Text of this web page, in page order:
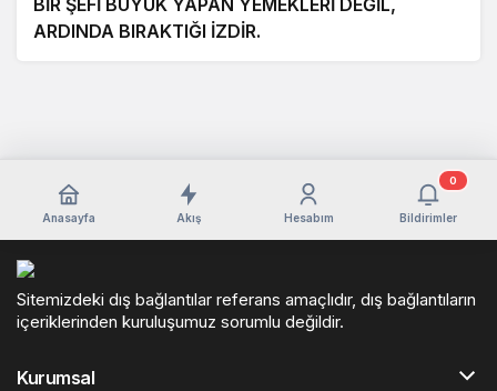
ARDINDA BIRAKTIĞI İZDİR.
Anasayfa Akış Hesabım Bildirimler
0
Sitemizdeki dış bağlantılar referans amaçlıdır, dış bağlantıların
içeriklerinden kuruluşumuz sorumlu değildir.
Kurumsal